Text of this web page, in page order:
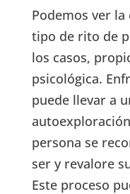
Podemos ver
tipo de rito de
los casos,
psicológica.
puede llevar a
persona se
ser y revalore
Este proceso